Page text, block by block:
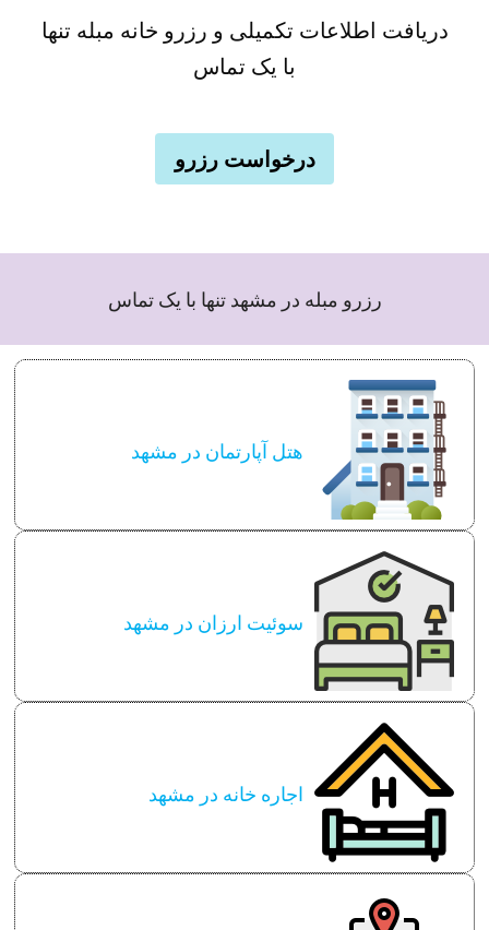
دریافت اطلاعات تکمیلی و رزرو خانه مبله تنها
با یک تماس
درخواست رزرو
رزرو مبله در مشهد تنها با یک تماس
هتل آپارتمان در مشهد
سوئیت ارزان در مشهد
اجاره خانه در مشهد